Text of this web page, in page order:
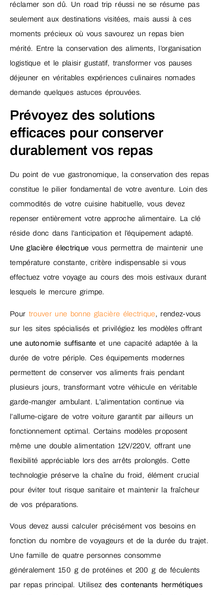
réclamer son dû. Un road trip réussi ne se résume pas
seulement aux destinations visitées, mais aussi à ces
moments précieux où vous savourez un repas bien
mérité. Entre la conservation des aliments, l’organisation
logistique et le plaisir gustatif, transformer vos pauses
déjeuner en véritables expériences culinaires nomades
demande quelques astuces éprouvées.
Prévoyez des solutions
efficaces pour conserver
durablement vos repas
Du point de vue gastronomique, la conservation des repas
constitue le pilier fondamental de votre aventure. Loin des
commodités de votre cuisine habituelle, vous devez
repenser entièrement votre approche alimentaire. La clé
réside donc dans l’anticipation et l’équipement adapté.
Une glacière électrique vous permettra de maintenir une
température constante, critère indispensable si vous
effectuez votre voyage au cours des mois estivaux durant
lesquels le mercure grimpe.
Pour trouver une bonne glacière électrique, rendez-vous
sur les sites spécialisés et privilégiez les modèles offrant
une autonomie suffisante et une capacité adaptée à la
durée de votre périple. Ces équipements modernes
permettent de conserver vos aliments frais pendant
plusieurs jours, transformant votre véhicule en véritable
garde-manger ambulant. L’alimentation continue via
l’allume-cigare de votre voiture garantit par ailleurs un
fonctionnement optimal. Certains modèles proposent
même une double alimentation 12V/220V, offrant une
flexibilité appréciable lors des arrêts prolongés. Cette
technologie préserve la chaîne du froid, élément crucial
pour éviter tout risque sanitaire et maintenir la fraîcheur
de vos préparations.
Vous devez aussi calculer précisément vos besoins en
fonction du nombre de voyageurs et de la durée du trajet.
Une famille de quatre personnes consomme
généralement 150 g de protéines et 200 g de féculents
par repas principal. Utilisez des contenants hermétiques